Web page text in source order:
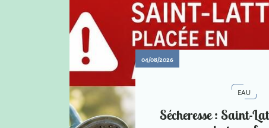
04/08/2026
EAU
Sécheresse : Saint-